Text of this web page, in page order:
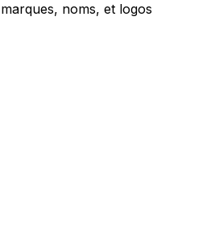
noms, et logos